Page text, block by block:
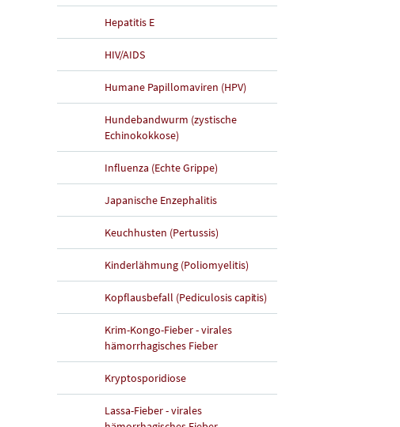
Hepatitis E
HIV/AIDS
Humane Papillomaviren (HPV)
Hundebandwurm (zystische
Echinokokkose)
Influenza (Echte Grippe)
Japanische Enzephalitis
Keuchhusten (Pertussis)
Kinderlähmung (Poliomyelitis)
Kopflausbefall (Pediculosis capitis)
Krim-Kongo-Fieber - virales
hämorrhagisches Fieber
Kryptosporidiose
Lassa-Fieber - virales